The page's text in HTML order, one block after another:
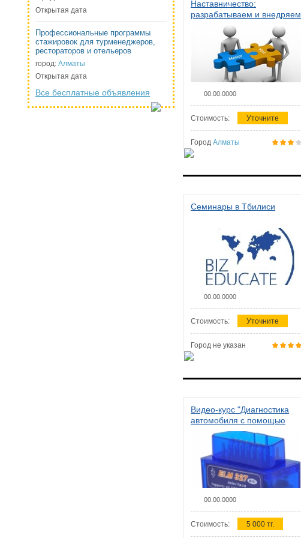
Открытая дата
Профессиональные программы
стажировок для турменеджеров,
рестораторов и отельеров
город: Алматы
Открытая дата
Все бесплатные объявления
Наставничество:
разрабатываем и внедряем
систему наставничества в
организации
00.00.0000
Стоимость: Уточните
Город Алматы
Семинары в Тбилиси
00.00.0000
Стоимость: Уточните
Город не указан
Видео-курс "Диагностика
автомобиля с помощью
сканера ELM 327"
00.00.0000
Стоимость: 5 000 тг.